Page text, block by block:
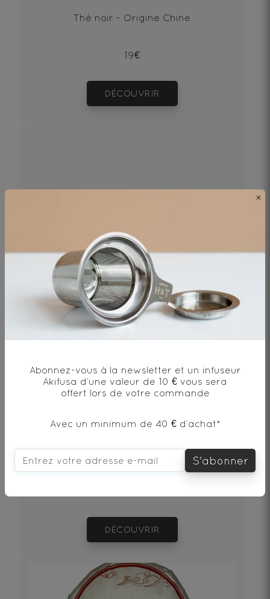
Thé noir - Origine Chine
19€
DÉCOUVRIR
DÉCOUVRIR
Thé noir - Origine Chine
DÉCOUVRIR
×
Abonnez-vous à la newsletter et un infuseur
Akifusa d’une valeur de 10 € vous sera
offert lors de votre commande
Avec un minimum de 40 € d’achat*
S'abonner